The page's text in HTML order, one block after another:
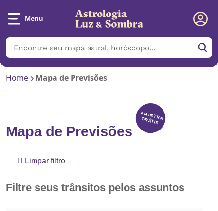
Menu
Home Mapa de Previsões
Mapa de Previsões
AMOSTRA
GRÁTIS
Limpar filtro
Filtre seus trânsitos pelos assuntos